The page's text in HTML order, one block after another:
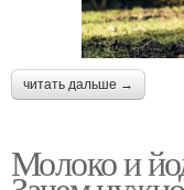
читать дальше →
Молоко и